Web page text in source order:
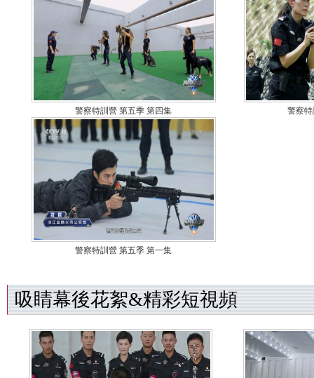
警察特訓營 第五季 第四集 警察
警察特訓營 第五季 第一集
吸睛幕後花絮&精彩短視頻